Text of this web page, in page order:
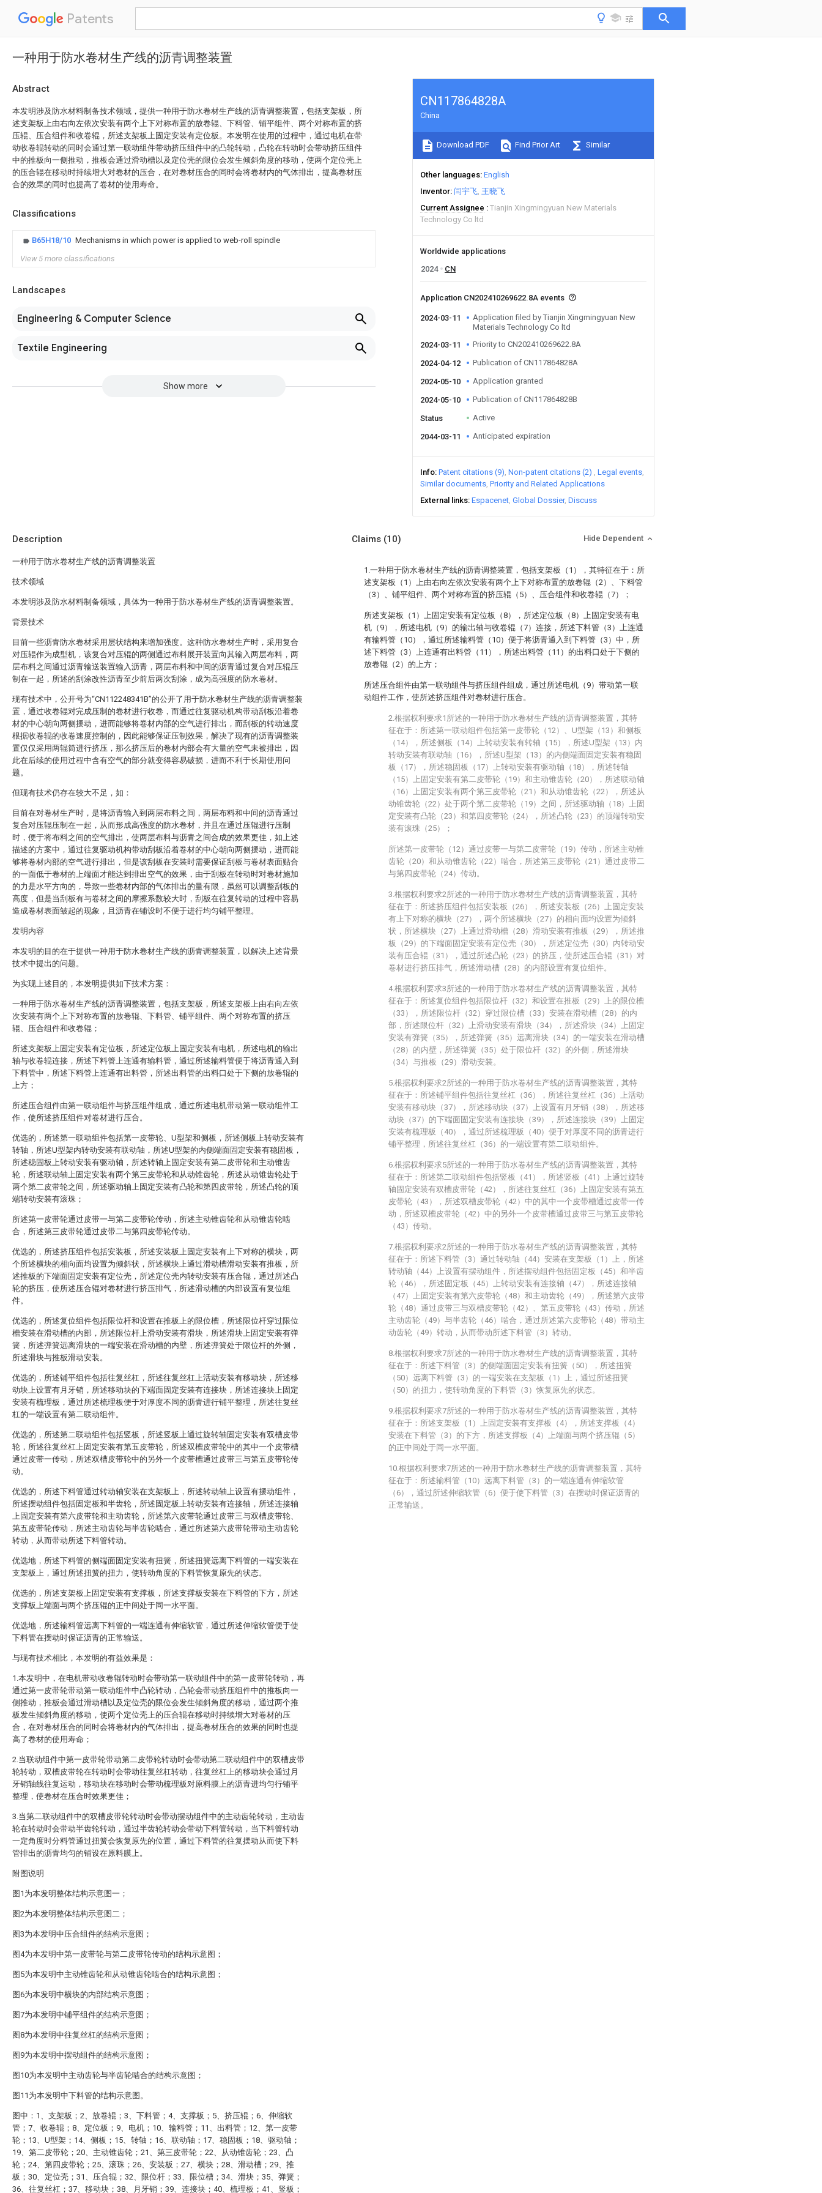
Patents
一种用于防水卷材生产线的沥青调整装置
Abstract
本发明涉及防水材料制备技术领域，提供一种用于防水卷材生产线的沥青调整装置，包括支架板，所
述支架板上由右向左依次安装有两个上下对称布置的放卷辊、下料管、铺平组件、两个对称布置的挤
压辊、压合组件和收卷辊，所述支架板上固定安装有定位板。本发明在使用的过程中，通过电机在带
动收卷辊转动的同时会通过第一联动组件带动挤压组件中的凸轮转动，凸轮在转动时会带动挤压组件
中的推板向一侧推动，推板会通过滑动槽以及定位壳的限位会发生倾斜角度的移动，使两个定位壳上
的压合辊在移动时持续增大对卷材的压合，在对卷材压合的同时会将卷材内的气体排出，提高卷材压
合的效果的同时也提高了卷材的使用寿命。
Classifications
B65H18/10 Mechanisms in which power is applied to web-roll spindle
View 5 more classifications
Landscapes
Engineering & Computer Science
Textile Engineering
Show more
CN117864828A
China
Download PDF Find Prior Art Similar
Other languages English
Inventor 闫宇飞 王晓飞
Current Assignee
Tianjin Xingmingyuan New Materials
Technology Co ltd
Worldwide applications
2024
CN
Application CN202410269622.8A events
2024-03-11
Application filed by Tianjin Xingmingyuan New
Materials Technology Co ltd
2024-03-11
Priority to CN202410269622.8A
2024-04-12 Publication of CN117864828A
2024-05-10 Application granted
2024-05-10 Publication of CN117864828B
Status Active
2044-03-11 Anticipated expiration
Info Patent citations (9) Non-patent citations (2)
Legal events
Similar documents Priority and Related Applications
External links Espacenet Global Dossier Discuss
Description
一种用于防水卷材生产线的沥青调整装置
技术领域
本发明涉及防水材料制备领域，具体为一种用于防水卷材生产线的沥青调整装置。
背景技术
目前一些沥青防水卷材采用层状结构来增加强度。这种防水卷材生产时，采用复合
对压辊作为成型机，该复合对压辊的两侧通过布料展开装置向其输入两层布料，两
层布料之间通过沥青输送装置输入沥青，两层布料和中间的沥青通过复合对压辊压
制在一起，所述的刮涂改性沥青至少前后两次刮涂，成为高强度的防水卷材。
现有技术中，公开号为“CN112248341B”的公开了用于防水卷材生产线的沥青调整装
置，通过收卷辊对完成压制的卷材进行收卷，而通过往复驱动机构带动刮板沿着卷
材的中心朝向两侧摆动，进而能够将卷材内部的空气进行排出，而刮板的转动速度
根据收卷辊的收卷速度控制的，因此能够保证压制效果，解决了现有的沥青调整装
置仅仅采用两辊筒进行挤压，那么挤压后的卷材内部会有大量的空气未被排出，因
此在后续的使用过程中含有空气的部分就变得容易破损，进而不利于长期使用问
题。
但现有技术仍存在较大不足，如：
目前在对卷材生产时，是将沥青输入到两层布料之间，两层布料和中间的沥青通过
复合对压辊压制在一起，从而形成高强度的防水卷材，并且在通过压辊进行压制
时，便于将布料之间的空气排出，使两层布料与沥青之间合成的效果更佳，如上述
描述的方案中，通过往复驱动机构带动刮板沿着卷材的中心朝向两侧摆动，进而能
够将卷材内部的空气进行排出，但是该刮板在安装时需要保证刮板与卷材表面贴合
的一面低于卷材的上端面才能达到排出空气的效果，由于刮板在转动时对卷材施加
的力是水平方向的，导致一些卷材内部的气体排出的量有限，虽然可以调整刮板的
高度，但是当刮板有与卷材之间的摩擦系数较大时，刮板在往复转动的过程中容易
造成卷材表面皱起的现象，且沥青在铺设时不便于进行均匀铺平整理。
发明内容
本发明的目的在于提供一种用于防水卷材生产线的沥青调整装置，以解决上述背景
技术中提出的问题。
为实现上述目的，本发明提供如下技术方案：
一种用于防水卷材生产线的沥青调整装置，包括支架板，所述支架板上由右向左依
次安装有两个上下对称布置的放卷辊、下料管、铺平组件、两个对称布置的挤压
辊、压合组件和收卷辊；
所述支架板上固定安装有定位板，所述定位板上固定安装有电机，所述电机的输出
轴与收卷辊连接，所述下料管上连通有输料管，通过所述输料管便于将沥青通入到
下料管中，所述下料管上连通有出料管，所述出料管的出料口处于下侧的放卷辊的
上方；
所述压合组件由第一联动组件与挤压组件组成，通过所述电机带动第一联动组件工
作，使所述挤压组件对卷材进行压合。
优选的，所述第一联动组件包括第一皮带轮、U型架和侧板，所述侧板上转动安装有
转轴，所述U型架内转动安装有联动轴，所述U型架的内侧端面固定安装有稳固板，
所述稳固板上转动安装有驱动轴，所述转轴上固定安装有第二皮带轮和主动锥齿
轮，所述联动轴上固定安装有两个第三皮带轮和从动锥齿轮，所述从动锥齿轮处于
两个第二皮带轮之间，所述驱动轴上固定安装有凸轮和第四皮带轮，所述凸轮的顶
端转动安装有滚珠；
所述第一皮带轮通过皮带一与第二皮带轮传动，所述主动锥齿轮和从动锥齿轮啮
合，所述第三皮带轮通过皮带二与第四皮带轮传动。
优选的，所述挤压组件包括安装板，所述安装板上固定安装有上下对称的横块，两
个所述横块的相向面均设置为倾斜状，所述横块上通过滑动槽滑动安装有推板，所
述推板的下端面固定安装有定位壳，所述定位壳内转动安装有压合辊，通过所述凸
轮的挤压，使所述压合辊对卷材进行挤压排气，所述滑动槽的内部设置有复位组
件。
优选的，所述复位组件包括限位杆和设置在推板上的限位槽，所述限位杆穿过限位
槽安装在滑动槽的内部，所述限位杆上滑动安装有滑块，所述滑块上固定安装有弹
簧，所述弹簧远离滑块的一端安装在滑动槽的内壁，所述弹簧处于限位杆的外侧，
所述滑块与推板滑动安装。
优选的，所述铺平组件包括往复丝杠，所述往复丝杠上活动安装有移动块，所述移
动块上设置有月牙销，所述移动块的下端面固定安装有连接块，所述连接块上固定
安装有梳理板，通过所述梳理板便于对厚度不同的沥青进行铺平整理，所述往复丝
杠的一端设置有第二联动组件。
优选的，所述第二联动组件包括竖板，所述竖板上通过旋转轴固定安装有双槽皮带
轮，所述往复丝杠上固定安装有第五皮带轮，所述双槽皮带轮中的其中一个皮带槽
通过皮带一传动，所述双槽皮带轮中的另外一个皮带槽通过皮带三与第五皮带轮传
动。
优选的，所述下料管通过转动轴安装在支架板上，所述转动轴上设置有摆动组件，
所述摆动组件包括固定板和半齿轮，所述固定板上转动安装有连接轴，所述连接轴
上固定安装有第六皮带轮和主动齿轮，所述第六皮带轮通过皮带三与双槽皮带轮、
第五皮带轮传动，所述主动齿轮与半齿轮啮合，通过所述第六皮带轮带动主动齿轮
转动，从而带动所述下料管转动。
优选地，所述下料管的侧端面固定安装有扭簧，所述扭簧远离下料管的一端安装在
支架板上，通过所述扭簧的扭力，使转动角度的下料管恢复原先的状态。
优选的，所述支架板上固定安装有支撑板，所述支撑板安装在下料管的下方，所述
支撑板上端面与两个挤压辊的正中间处于同一水平面。
优选地，所述输料管远离下料管的一端连通有伸缩软管，通过所述伸缩软管便于使
下料管在摆动时保证沥青的正常输送。
与现有技术相比，本发明的有益效果是：
1.本发明中，在电机带动收卷辊转动时会带动第一联动组件中的第一皮带轮转动，再
通过第一皮带轮带动第一联动组件中凸轮转动，凸轮会带动挤压组件中的推板向一
侧推动，推板会通过滑动槽以及定位壳的限位会发生倾斜角度的移动，通过两个推
板发生倾斜角度的移动，使两个定位壳上的压合辊在移动时持续增大对卷材的压
合，在对卷材压合的同时会将卷材内的气体排出，提高卷材压合的效果的同时也提
高了卷材的使用寿命；
2.当联动组件中第一皮带轮带动第二皮带轮转动时会带动第二联动组件中的双槽皮带
轮转动，双槽皮带轮在转动时会带动往复丝杠转动，往复丝杠上的移动块会通过月
牙销轴线往复运动，移动块在移动时会带动梳理板对原料膜上的沥青进均匀行铺平
整理，使卷材在压合时效果更佳；
3.当第二联动组件中的双槽皮带轮转动时会带动摆动组件中的主动齿轮转动，主动齿
轮在转动时会带动半齿轮转动，通过半齿轮转动会带动下料管转动，当下料管转动
一定角度时分料管通过扭簧会恢复原先的位置，通过下料管的往复摆动从而使下料
管排出的沥青均匀的铺设在原料膜上。
附图说明
图1为本发明整体结构示意图一；
图2为本发明整体结构示意图二；
图3为本发明中压合组件的结构示意图；
图4为本发明中第一皮带轮与第二皮带轮传动的结构示意图；
图5为本发明中主动锥齿轮和从动锥齿轮啮合的结构示意图；
图6为本发明中横块的内部结构示意图；
图7为本发明中铺平组件的结构示意图；
图8为本发明中往复丝杠的结构示意图；
图9为本发明中摆动组件的结构示意图；
图10为本发明中主动齿轮与半齿轮啮合的结构示意图；
图11为本发明中下料管的结构示意图。
图中：1、支架板；2、放卷辊；3、下料管；4、支撑板；5、挤压辊；6、伸缩软
管；7、收卷辊；8、定位板；9、电机；10、输料管；11、出料管；12、第一皮带
轮；13、U型架；14、侧板；15、转轴；16、联动轴；17、稳固板；18、驱动轴；
19、第二皮带轮；20、主动锥齿轮；21、第三皮带轮；22、从动锥齿轮；23、凸
轮；24、第四皮带轮；25、滚珠；26、安装板；27、横块；28、滑动槽；29、推
板；30、定位壳；31、压合辊；32、限位杆；33、限位槽；34、滑块；35、弹簧；
36、往复丝杠；37、移动块；38、月牙销；39、连接块；40、梳理板；41、竖板；
Claims (10) Hide Dependent
1.一种用于防水卷材生产线的沥青调整装置，包括支架板（1），其特征在于：所
述支架板（1）上由右向左依次安装有两个上下对称布置的放卷辊（2）、下料管
（3）、铺平组件、两个对称布置的挤压辊（5）、压合组件和收卷辊（7）；
所述支架板（1）上固定安装有定位板（8），所述定位板（8）上固定安装有电
机（9），所述电机（9）的输出轴与收卷辊（7）连接，所述下料管（3）上连通
有输料管（10），通过所述输料管（10）便于将沥青通入到下料管（3）中，所
述下料管（3）上连通有出料管（11），所述出料管（11）的出料口处于下侧的
放卷辊（2）的上方；
所述压合组件由第一联动组件与挤压组件组成，通过所述电机（9）带动第一联
动组件工作，使所述挤压组件对卷材进行压合。
2.根据权利要求1所述的一种用于防水卷材生产线的沥青调整装置，其特
征在于：所述第一联动组件包括第一皮带轮（12）、U型架（13）和侧板
（14），所述侧板（14）上转动安装有转轴（15），所述U型架（13）内
转动安装有联动轴（16），所述U型架（13）的内侧端面固定安装有稳固
板（17），所述稳固板（17）上转动安装有驱动轴（18），所述转轴
（15）上固定安装有第二皮带轮（19）和主动锥齿轮（20），所述联动轴
（16）上固定安装有两个第三皮带轮（21）和从动锥齿轮（22），所述从
动锥齿轮（22）处于两个第二皮带轮（19）之间，所述驱动轴（18）上固
定安装有凸轮（23）和第四皮带轮（24），所述凸轮（23）的顶端转动安
装有滚珠（25）；
所述第一皮带轮（12）通过皮带一与第二皮带轮（19）传动，所述主动锥
齿轮（20）和从动锥齿轮（22）啮合，所述第三皮带轮（21）通过皮带二
与第四皮带轮（24）传动。
3.根据权利要求2所述的一种用于防水卷材生产线的沥青调整装置，其特
征在于：所述挤压组件包括安装板（26），所述安装板（26）上固定安装
有上下对称的横块（27），两个所述横块（27）的相向面均设置为倾斜
状，所述横块（27）上通过滑动槽（28）滑动安装有推板（29），所述推
板（29）的下端面固定安装有定位壳（30），所述定位壳（30）内转动安
装有压合辊（31），通过所述凸轮（23）的挤压，使所述压合辊（31）对
卷材进行挤压排气，所述滑动槽（28）的内部设置有复位组件。
4.根据权利要求3所述的一种用于防水卷材生产线的沥青调整装置，其特
征在于：所述复位组件包括限位杆（32）和设置在推板（29）上的限位槽
（33），所述限位杆（32）穿过限位槽（33）安装在滑动槽（28）的内
部，所述限位杆（32）上滑动安装有滑块（34），所述滑块（34）上固定
安装有弹簧（35），所述弹簧（35）远离滑块（34）的一端安装在滑动槽
（28）的内壁，所述弹簧（35）处于限位杆（32）的外侧，所述滑块
（34）与推板（29）滑动安装。
5.根据权利要求2所述的一种用于防水卷材生产线的沥青调整装置，其特
征在于：所述铺平组件包括往复丝杠（36），所述往复丝杠（36）上活动
安装有移动块（37），所述移动块（37）上设置有月牙销（38），所述移
动块（37）的下端面固定安装有连接块（39），所述连接块（39）上固定
安装有梳理板（40），通过所述梳理板（40）便于对厚度不同的沥青进行
铺平整理，所述往复丝杠（36）的一端设置有第二联动组件。
6.根据权利要求5所述的一种用于防水卷材生产线的沥青调整装置，其特
征在于：所述第二联动组件包括竖板（41），所述竖板（41）上通过旋转
轴固定安装有双槽皮带轮（42），所述往复丝杠（36）上固定安装有第五
皮带轮（43），所述双槽皮带轮（42）中的其中一个皮带槽通过皮带一传
动，所述双槽皮带轮（42）中的另外一个皮带槽通过皮带三与第五皮带轮
（43）传动。
7.根据权利要求2所述的一种用于防水卷材生产线的沥青调整装置，其特
征在于：所述下料管（3）通过转动轴（44）安装在支架板（1）上，所述
转动轴（44）上设置有摆动组件，所述摆动组件包括固定板（45）和半齿
轮（46），所述固定板（45）上转动安装有连接轴（47），所述连接轴
（47）上固定安装有第六皮带轮（48）和主动齿轮（49），所述第六皮带
轮（48）通过皮带三与双槽皮带轮（42）、第五皮带轮（43）传动，所述
主动齿轮（49）与半齿轮（46）啮合，通过所述第六皮带轮（48）带动主
动齿轮（49）转动，从而带动所述下料管（3）转动。
8.根据权利要求7所述的一种用于防水卷材生产线的沥青调整装置，其特
征在于：所述下料管（3）的侧端面固定安装有扭簧（50），所述扭簧
（50）远离下料管（3）的一端安装在支架板（1）上，通过所述扭簧
（50）的扭力，使转动角度的下料管（3）恢复原先的状态。
9.根据权利要求7所述的一种用于防水卷材生产线的沥青调整装置，其特
征在于：所述支架板（1）上固定安装有支撑板（4），所述支撑板（4）
安装在下料管（3）的下方，所述支撑板（4）上端面与两个挤压辊（5）
的正中间处于同一水平面。
10.根据权利要求7所述的一种用于防水卷材生产线的沥青调整装置，其特
征在于：所述输料管（10）远离下料管（3）的一端连通有伸缩软管
（6），通过所述伸缩软管（6）便于使下料管（3）在摆动时保证沥青的
正常输送。